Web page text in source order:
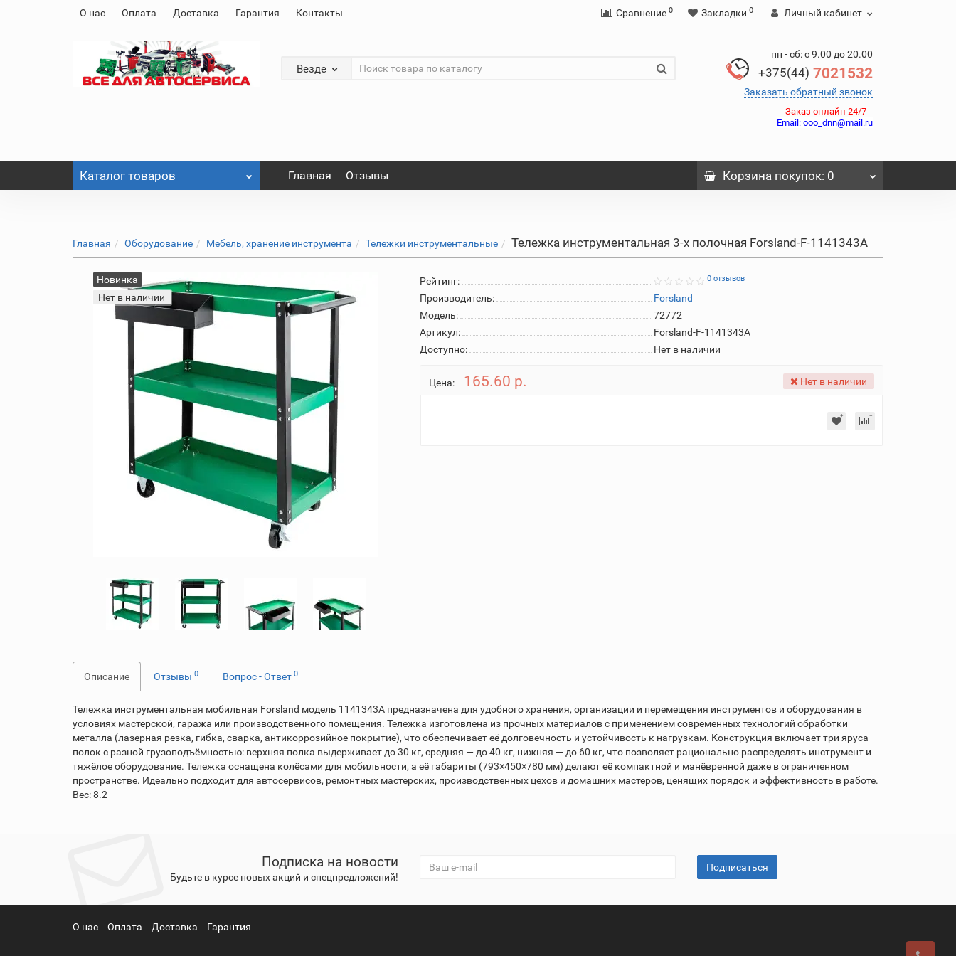
О нас Оплата Доставка Гарантия Контакты Сравнение 0 Закладки 0 Личный кабинет
Везде
пн - сб: с 9.00 до 20.00
+375(44) 7021532
Заказать обратный звонок
Заказ онлайн 24/7
Email: ooo_dnn@mail.ru
Каталог товаров Главная Отзывы Корзинапокупок: 0
Главная Оборудование Мебель, хранение инструмента Тележки инструментальные Тележка инструментальная 3-х полочная Forsland-F-1141343A
Новинка
Нет в наличии
Рейтинг: 0 отзывов
Производитель:
Forsland
Модель:
72772
Артикул:
Forsland-F-1141343A
Доступно:
Нет в наличии
Цена: 165.60 р. Нет в наличии
Описание Отзывы 0 Вопрос - Ответ 0
Тележка инструментальная мобильная Forsland модель 1141343A предназначена для удобного хранения, организации и перемещения инструментов и оборудования в
условиях мастерской, гаража или производственного помещения. Тележка изготовлена из прочных материалов с применением современных технологий обработки
металла (лазерная резка, гибка, сварка, антикоррозийное покрытие), что обеспечивает её долговечность и устойчивость к нагрузкам. Конструкция включает три яруса
полок с разной грузоподъёмностью: верхняя полка выдерживает до 30 кг, средняя — до 40 кг, нижняя — до 60 кг, что позволяет рационально распределять инструмент и
тяжёлое оборудование. Тележка оснащена колёсами для мобильности, а её габариты (793×450×780 мм) делают её компактной и манёвренной даже в ограниченном
пространстве. Идеально подходит для автосервисов, ремонтных мастерских, производственных цехов и домашних мастеров, ценящих порядок и эффективность в работе.
Вес: 8.2
Подписка на новости
Будьте в курсе новых акций и спецпредложений!
Подписаться
О нас Оплата Доставка Гарантия